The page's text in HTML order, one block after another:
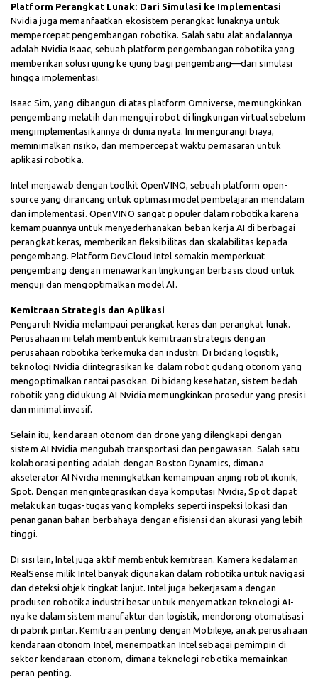
Platform Perangkat Lunak: Dari Simulasi ke Implementasi
Nvidia juga memanfaatkan ekosistem perangkat lunaknya untuk
mempercepat pengembangan robotika. Salah satu alat andalannya
adalah Nvidia Isaac, sebuah platform pengembangan robotika yang
memberikan solusi ujung ke ujung bagi pengembang—dari simulasi
hingga implementasi.
Isaac Sim, yang dibangun di atas platform Omniverse, memungkinkan
pengembang melatih dan menguji robot di lingkungan virtual sebelum
mengimplementasikannya di dunia nyata. Ini mengurangi biaya,
meminimalkan risiko, dan mempercepat waktu pemasaran untuk
aplikasi robotika.
Intel menjawab dengan toolkit OpenVINO, sebuah platform open-
source yang dirancang untuk optimasi model pembelajaran mendalam
dan implementasi. OpenVINO sangat populer dalam robotika karena
kemampuannya untuk menyederhanakan beban kerja AI di berbagai
perangkat keras, memberikan fleksibilitas dan skalabilitas kepada
pengembang. Platform DevCloud Intel semakin memperkuat
pengembang dengan menawarkan lingkungan berbasis cloud untuk
menguji dan mengoptimalkan model AI.
Kemitraan Strategis dan Aplikasi
Pengaruh Nvidia melampaui perangkat keras dan perangkat lunak.
Perusahaan ini telah membentuk kemitraan strategis dengan
perusahaan robotika terkemuka dan industri. Di bidang logistik,
teknologi Nvidia diintegrasikan ke dalam robot gudang otonom yang
mengoptimalkan rantai pasokan. Di bidang kesehatan, sistem bedah
robotik yang didukung AI Nvidia memungkinkan prosedur yang presisi
dan minimal invasif.
Selain itu, kendaraan otonom dan drone yang dilengkapi dengan
sistem AI Nvidia mengubah transportasi dan pengawasan. Salah satu
kolaborasi penting adalah dengan Boston Dynamics, dimana
akselerator AI Nvidia meningkatkan kemampuan anjing robot ikonik,
Spot. Dengan mengintegrasikan daya komputasi Nvidia, Spot dapat
melakukan tugas-tugas yang kompleks seperti inspeksi lokasi dan
penanganan bahan berbahaya dengan efisiensi dan akurasi yang lebih
tinggi.
Di sisi lain, Intel juga aktif membentuk kemitraan. Kamera kedalaman
RealSense milik Intel banyak digunakan dalam robotika untuk navigasi
dan deteksi objek tingkat lanjut. Intel juga bekerjasama dengan
produsen robotika industri besar untuk menyematkan teknologi AI-
nya ke dalam sistem manufaktur dan logistik, mendorong otomatisasi
di pabrik pintar. Kemitraan penting dengan Mobileye, anak perusahaan
kendaraan otonom Intel, menempatkan Intel sebagai pemimpin di
sektor kendaraan otonom, dimana teknologi robotika memainkan
peran penting.